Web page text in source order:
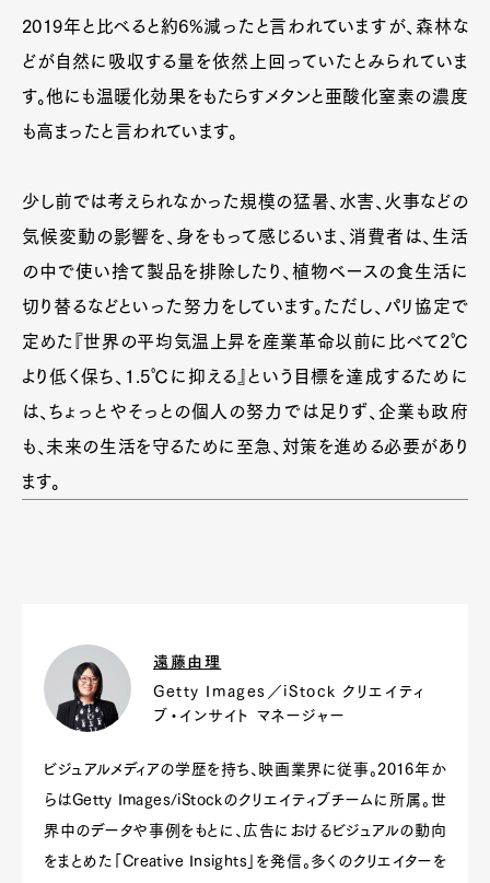
Official Columnist
About
Contact
Pen international Pen tw
2019年と比べると約6%減ったと言われていますが、森林な
どが自然に吸収する量を依然上回っていたとみられていま
す。他にも温暖化効果をもたらすメタンと亜酸化窒素の濃度
も高まったと言われています。
少し前では考えられなかった規模の猛暑、水害、火事などの
気候変動の影響を、身をもって感じるいま、消費者は、生活
の中で使い捨て製品を排除したり、植物ベースの食生活に
切り替るなどといった努力をしています。ただし、パリ協定で
定めた『世界の平均気温上昇を産業革命以前に比べて2℃
より低く保ち、1.5℃に抑える』という目標を達成するために
は、ちょっとやそっとの個人の努力では足りず、企業も政府
も、未来の生活を守るために至急、対策を進める必要があり
ます。
遠藤由理
Getty Images／iStock クリエイティ
ブ・インサイト マネージャー
ビジュアルメディアの学歴を持ち、映画業界に従事。2016年か
らはGetty Images/iStockのクリエイティブチームに所属。世
界中のデータや事例をもとに、広告におけるビジュアルの動向
をまとめた「Creative Insights」を発信。多くのクリエイターを